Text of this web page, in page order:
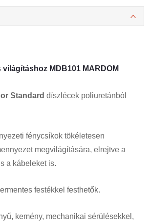
világításhoz MDB101 MARDOM
Standard díszlécek poliuretánból
fénycsíkok tökéletesen
megvilágítására, elrejtve a
a kábeleket is.
festékkel festhetők.
kemény, mechanikai sérülésekkel,